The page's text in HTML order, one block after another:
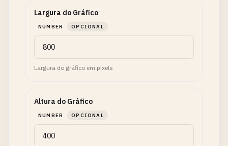
Largura do Gráfico
NUMBER OPCIONAL
Largura do gráfico em pixels
Altura do Gráfico
NUMBER OPCIONAL